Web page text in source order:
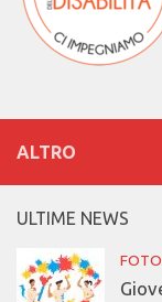
ALTRO
ULTIME NEWS